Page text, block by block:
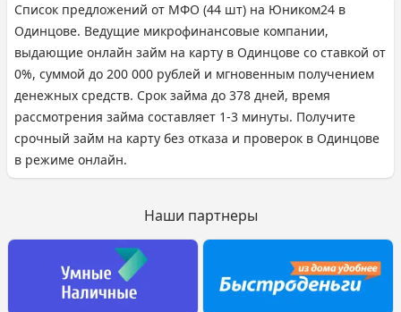
Список предложений от МФО (44 шт) на Юником24 в
Одинцове. Ведущие микрофинансовые компании,
выдающие онлайн займ на карту в Одинцове со ставкой от
0%, суммой до 200 000 рублей и мгновенным получением
денежных средств. Срок займа до 378 дней, время
рассмотрения займа составляет 1-3 минуты. Получите
срочный займ на карту без отказа и проверок в Одинцове
в режиме онлайн.
Наши партнеры